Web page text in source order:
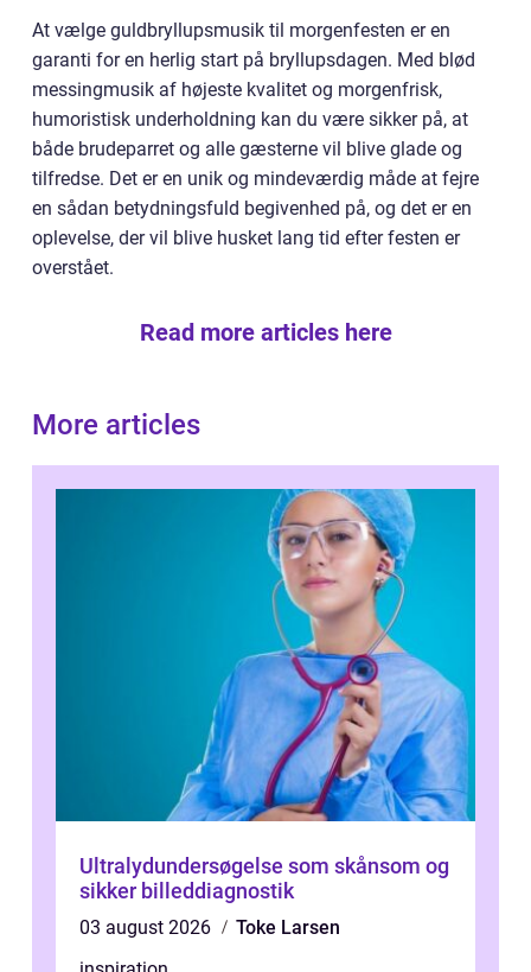
At vælge guldbryllupsmusik til morgenfesten er en
garanti for en herlig start på bryllupsdagen. Med blød
messingmusik af højeste kvalitet og morgenfrisk,
humoristisk underholdning kan du være sikker på, at
både brudeparret og alle gæsterne vil blive glade og
tilfredse. Det er en unik og mindeværdig måde at fejre
en sådan betydningsfuld begivenhed på, og det er en
oplevelse, der vil blive husket lang tid efter festen er
overstået.
Read more articles here
More articles
Ultralydundersøgelse som skånsom og
sikker billeddiagnostik
03 august 2026
Toke Larsen